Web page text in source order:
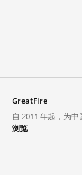
GreatFire
自 2011 年起，为中
浏览